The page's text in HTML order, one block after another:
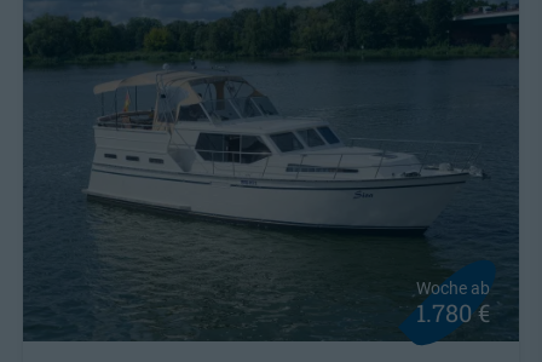
Woche ab
1.780 €